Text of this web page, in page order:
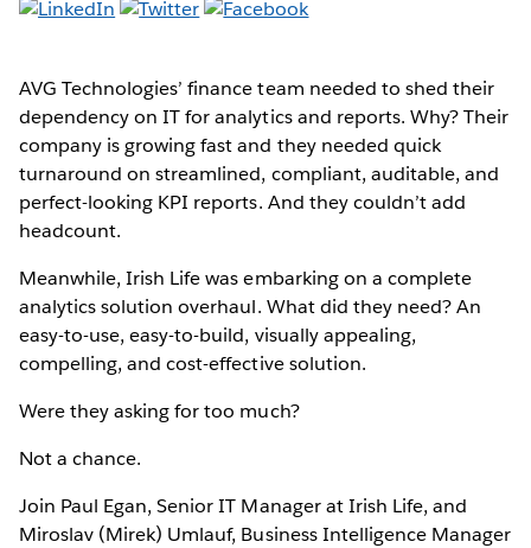
AVG Technologies’ finance team needed to shed their
dependency on IT for analytics and reports. Why? Their
company is growing fast and they needed quick
turnaround on streamlined, compliant, auditable, and
perfect-looking KPI reports. And they couldn’t add
headcount.
Meanwhile, Irish Life was embarking on a complete
analytics solution overhaul. What did they need? An
easy-to-use, easy-to-build, visually appealing,
compelling, and cost-effective solution.
Were they asking for too much?
Not a chance.
Join Paul Egan, Senior IT Manager at Irish Life, and
Miroslav (Mirek) Umlauf, Business Intelligence Manager